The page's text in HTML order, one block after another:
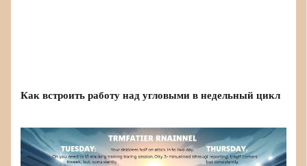
Как встроить работу над угловыми в недельный цикл